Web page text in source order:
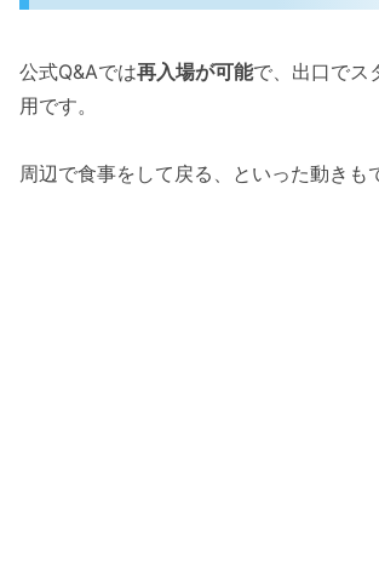
公式Q&Aでは再入場が可能で、出口でス
用です。
周辺で食事をして戻る、といった動きも